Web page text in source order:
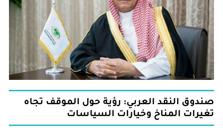
صندوق النقد العربي: رؤية حول الموقف تجاه
تغيرات المناخ وخيارات السياسات